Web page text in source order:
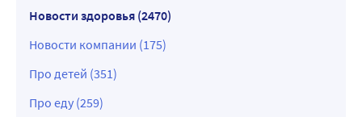
Новости здоровья (2470)
Новости компании (175)
Про детей (351)
Про еду (259)